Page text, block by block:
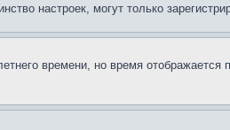
настроек, могут только
времени, но время